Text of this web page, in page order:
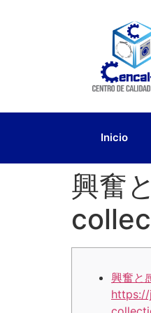
Inicio
興奮
興奮と